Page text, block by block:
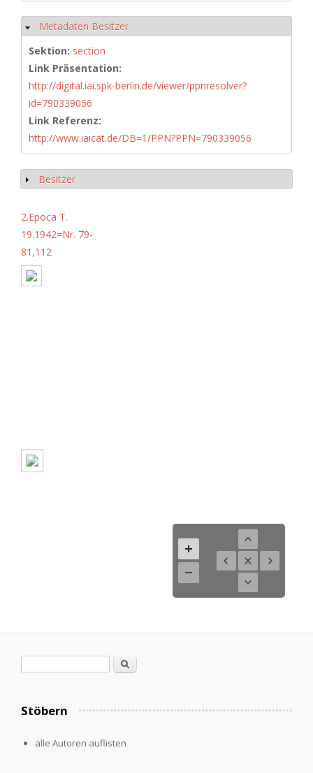
Hide
Metadaten Besitzer
Sektion: section
Link Präsentation:
http://digital.iai.spk-berlin.de/viewer/ppnresolver?
id=790339056
Link Referenz:
http://www.iaicat.de/DB=1/PPN?PPN=790339056
Show
Besitzer
2.Epoca T.
19.1942=Nr. 79-
81,112
Search
Stöbern
alle Autoren auflisten